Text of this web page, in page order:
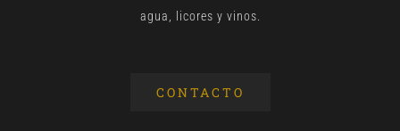
agua, licores y vinos.
CONTACTO